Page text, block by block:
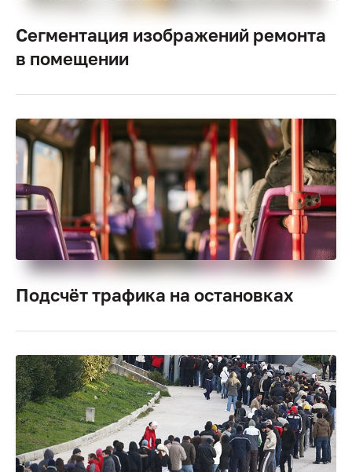
Сегментация изображений ремонта
в помещении
Подсчёт трафика на остановках